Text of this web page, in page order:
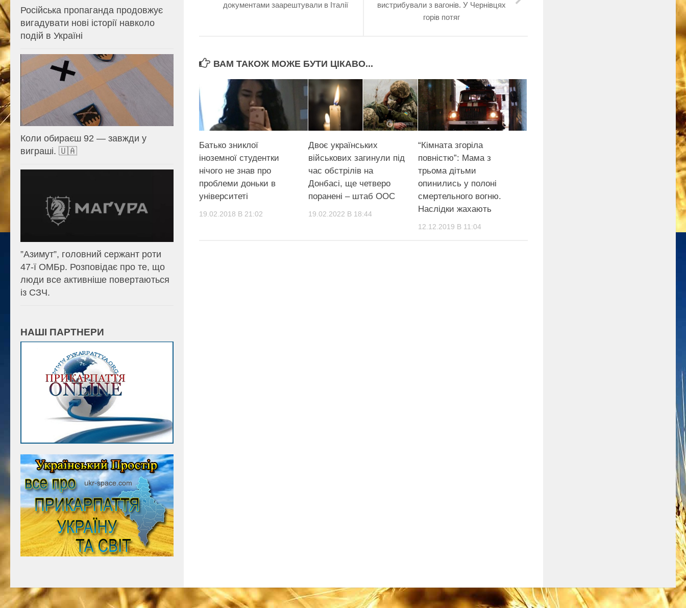
вистрибували з вагонів. У Чернівцях
горів потяг
документами заарештували в Італії
ВАМ ТАКОЖ МОЖЕ БУТИ ЦІКАВО...
Батько зниклої
іноземної студентки
нічого не знав про
проблеми доньки в
університеті
19.02.2018 В 21:02
Двоє українських
військових загинули під
час обстрілів на
Донбасі, ще четверо
поранені – штаб ООС
19.02.2022 В 18:44
“Кімната згоріла
повністю”: Мама з
трьома дітьми
опинились у полоні
смертельного вогню.
Наслідки жахають
12.12.2019 В 11:04
Російська пропаганда продовжує
вигадувати нові історії навколо
подій в Україні
Коли обираєш 92 — завжди у
виграші. 🇺🇦
⁨”Азимут”, головний сержант роти
47-ї ОМБр. Розповідає про те, що
люди все активніше повертаються
із СЗЧ.
НАШІ ПАРТНЕРИ